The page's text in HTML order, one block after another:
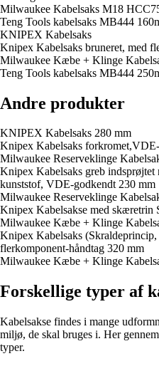
Milwaukee Kabelsaks M18
Teng Tools kabelsaks MB444
KNIPEX Kabelsaks
Knipex Kabelsaks bruneret, med
Milwaukee Kæbe + Klinge
Teng Tools kabelsaks MB444
Andre produkter
KNIPEX Kabelsaks 280 mm
Knipex Kabelsaks
Milwaukee Reserveklinge
Knipex Kabelsaks greb indsprøjtet
kunststof, VDE-godkendt 230 mm
Milwaukee Reserveklinge
Knipex Kabelsakse med skæretrin
Milwaukee Kæbe + Klinge
Knipex Kabelsaks (Skraldeprincip,
flerkomponent-håndtag 320 mm
Milwaukee Kæbe + Klinge
Forskellige typer af
Kabelsakse findes i mange
miljø, de skal bruges i. Her
typer.